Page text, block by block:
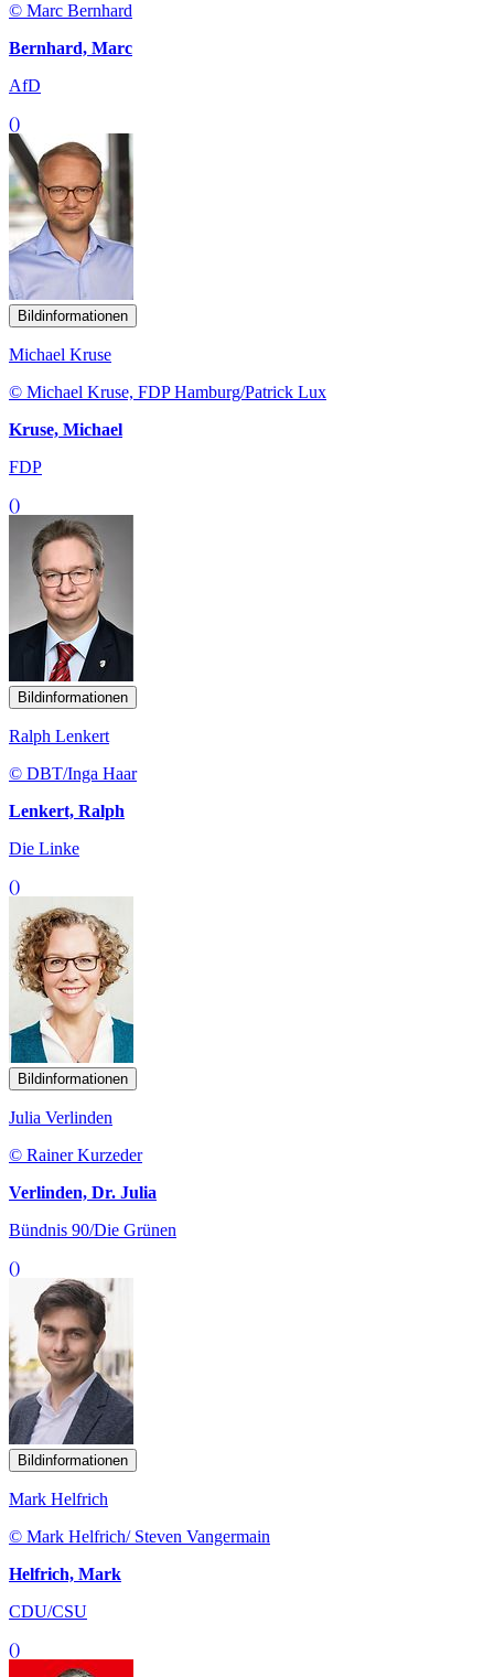
© Marc Bernhard
Bernhard, Marc
AfD
()
Bildinformationen
Michael Kruse
© Michael Kruse, FDP Hamburg/Patrick Lux
Kruse, Michael
FDP
()
Bildinformationen
Ralph Lenkert
© DBT/Inga Haar
Lenkert, Ralph
Die Linke
()
Bildinformationen
Julia Verlinden
© Rainer Kurzeder
Verlinden, Dr. Julia
Bündnis 90/Die Grünen
()
Bildinformationen
Mark Helfrich
© Mark Helfrich/ Steven Vangermain
Helfrich, Mark
CDU/CSU
()